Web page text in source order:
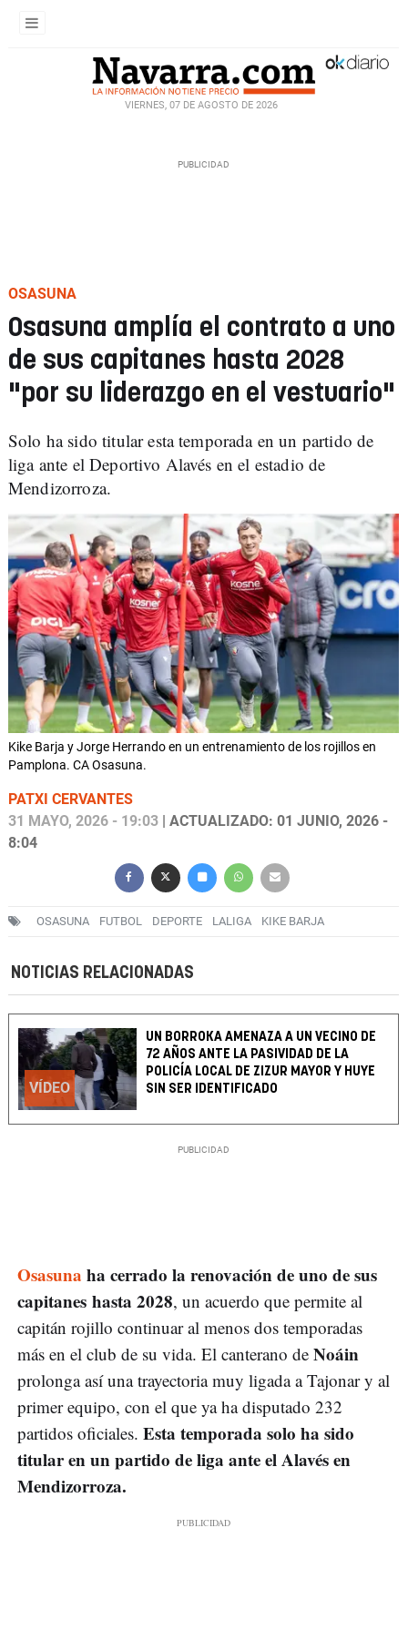
VIERNES, 07 DE AGOSTO DE 2026
OSASUNA
Osasuna amplía el contrato a uno
de sus capitanes hasta 2028
"por su liderazgo en el vestuario"
Solo ha sido titular esta temporada en un partido de
liga ante el Deportivo Alavés en el estadio de
Mendizorroza.
Kike Barja y Jorge Herrando en un entrenamiento de los rojillos en
Pamplona. CA Osasuna.
PATXI CERVANTES
31 MAYO, 2026 - 19:03 | ACTUALIZADO: 01 JUNIO, 2026 -
8:04
OSASUNA FUTBOL DEPORTE LALIGA KIKE BARJA
NOTICIAS RELACIONADAS
VÍDEO
UN BORROKA AMENAZA A UN VECINO DE
72 AÑOS ANTE LA PASIVIDAD DE LA
POLICÍA LOCAL DE ZIZUR MAYOR Y HUYE
SIN SER IDENTIFICADO
Osasuna ha cerrado la renovación de uno de sus
capitanes hasta 2028, un acuerdo que permite al
capitán rojillo continuar al menos dos temporadas
más en el club de su vida. El canterano de Noáin
prolonga así una trayectoria muy ligada a Tajonar y al
primer equipo, con el que ya ha disputado 232
partidos oficiales. Esta temporada solo ha sido
titular en un partido de liga ante el Alavés en
Mendizorroza.